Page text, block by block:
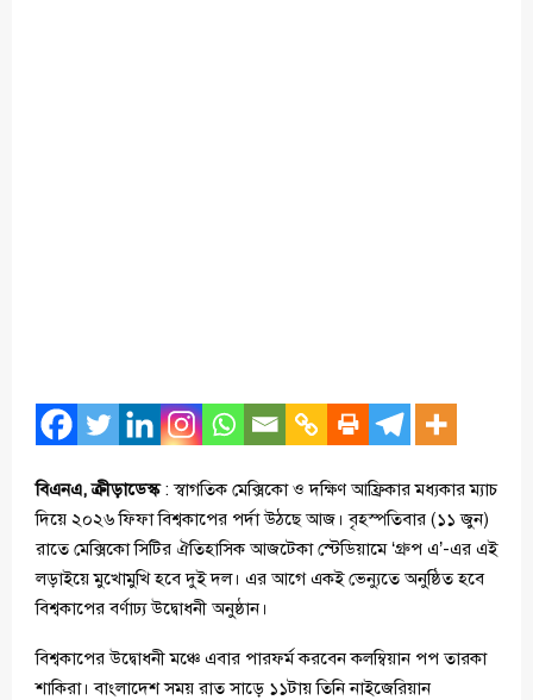
বিএনএ, ক্রীড়াডেস্ক: স্বাগতিক মেক্সিকো ও দক্ষিণ আফ্রিকার মধ্যকার ম্যাচ
দিয়ে ২০২৬ ফিফা বিশ্বকাপের পর্দা উঠছে আজ। বৃহস্পতিবার (১১ জুন)
রাতে মেক্সিকো সিটির ঐতিহাসিক আজটেকা স্টেডিয়ামে ‘গ্রুপ এ’-এর এই
লড়াইয়ে মুখোমুখি হবে দুই দল। এর আগে একই ভেন্যুতে অনুষ্ঠিত হবে
বিশ্বকাপের বর্ণাঢ্য উদ্বোধনী অনুষ্ঠান।
বিশ্বকাপের উদ্বোধনী মঞ্চে এবার পারফর্ম করবেন কলম্বিয়ান পপ তারকা
শাকিরা। বাংলাদেশ সময় রাত সাড়ে ১১টায় তিনি নাইজেরিয়ান